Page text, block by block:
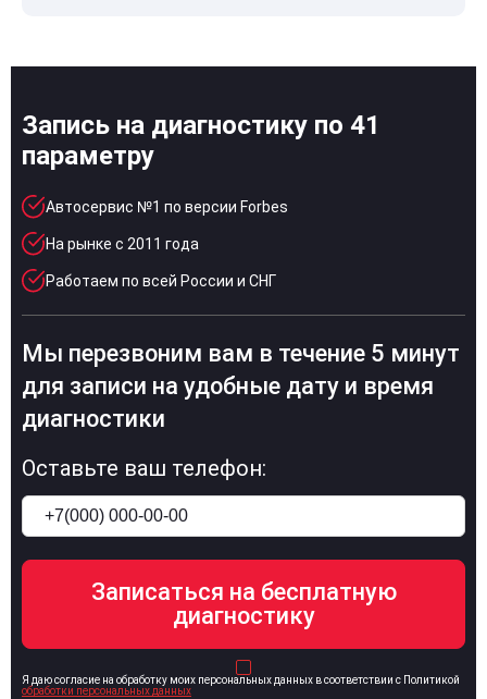
Запись на диагностику по 41
параметру
Автосервис №1 по версии Forbes
На рынке с 2011 года
Работаем по всей России и СНГ
Мы перезвоним вам в течение 5 минут
для записи на удобные дату и время
диагностики
Оставьте ваш телефон:
Я даю согласие на обработку моих персональных данных в соответствии с Политикой
обработки персональных данных